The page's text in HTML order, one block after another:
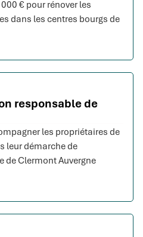
€ pour rénover les
dans les centres bourgs de
responsable de
les propriétaires de
leur démarche de
de Clermont Auvergne